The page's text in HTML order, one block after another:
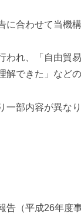
に合わせて当機
われ、「自由貿
解できた」など
部内容が異な
（平成26年度事